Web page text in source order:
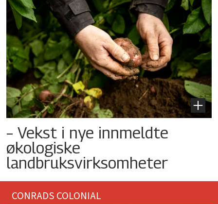
– Vekst i nye innmeldte
økologiske
landbruksvirksomheter
CONRADS COLONIAL